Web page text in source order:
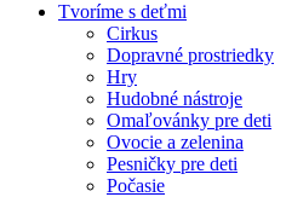
Tvoríme s deťmi
Cirkus
Dopravné prostriedky
Hry
Hudobné nástroje
Omaľovánky pre deti
Ovocie a zelenina
Pesničky pre deti
Počasie